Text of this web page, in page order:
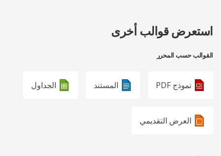
استعرض قوالب أخرى
القوالب حسب المحرر
نموذج PDF المستند الجداول
العرض التقديمي